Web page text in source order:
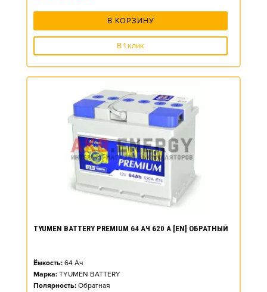
В КОРЗИНУ
В 1 клик
TYUMEN BATTERY PREMIUM 64 АЧ 620 А [EN] ОБРАТНЫЙ
Ёмкость: 64 Ач
Марка: TYUMEN BATTERY
Полярность: Обратная